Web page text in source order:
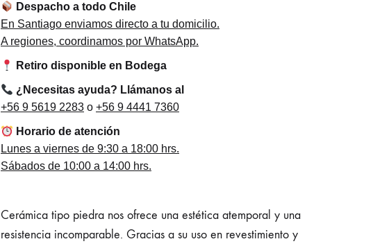
Despacho a todo Chile
En Santiago enviamos directo a tu domicilio.
A regiones, coordinamos por WhatsApp.
Retiro disponible en Bodega
¿Necesitas ayuda? Llámanos al
+56 9 5619 2283 o +56 9 4441 7360
Horario de atención
Lunes a viernes de 9:30 a 18:00 hrs.
Sábados de 10:00 a 14:00 hrs.
Cerámica tipo piedra nos ofrece una estética atemporal y una
resistencia incomparable. Gracias a su uso en revestimiento y